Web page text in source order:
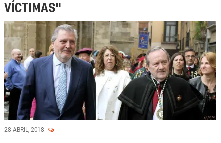
VÍCTIMAS"
28 ABRIL, 2018